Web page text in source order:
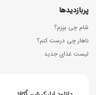
پربازدیدها
شام چی بپزم؟
ناهار چی درست کنم؟
لیست غذای جدید